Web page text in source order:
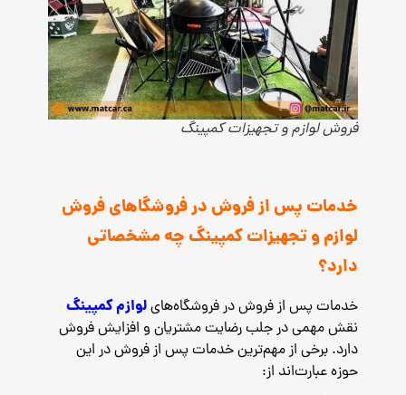
فروش لوازم و تجهیزات کمپینگ
خدمات پس از فروش در فروشگاهای فروش
لوازم و تجهیزات کمپینگ چه مشخصاتی
دارد؟
خدمات پس از فروش در فروشگاه‌هایلوازم کمپینگ
نقش مهمی در جلب رضایت مشتریان و افزایش فروش
دارد. برخی از مهم‌ترین خدمات پس از فروش در این
حوزه عبارت‌اند از: